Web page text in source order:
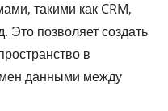
такими как CRM,
Это позволяет создать
в
данными между